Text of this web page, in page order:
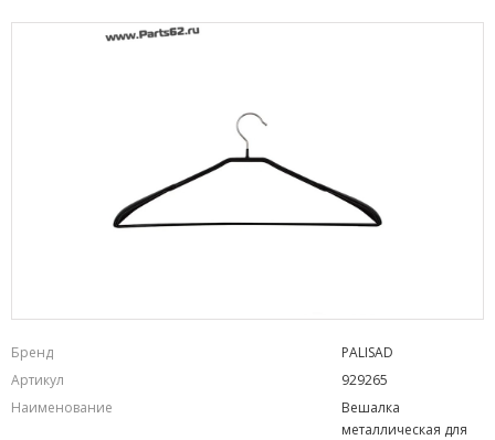
Бренд
PALISAD
Артикул
929265
Наименование
Вешалка
металлическая для